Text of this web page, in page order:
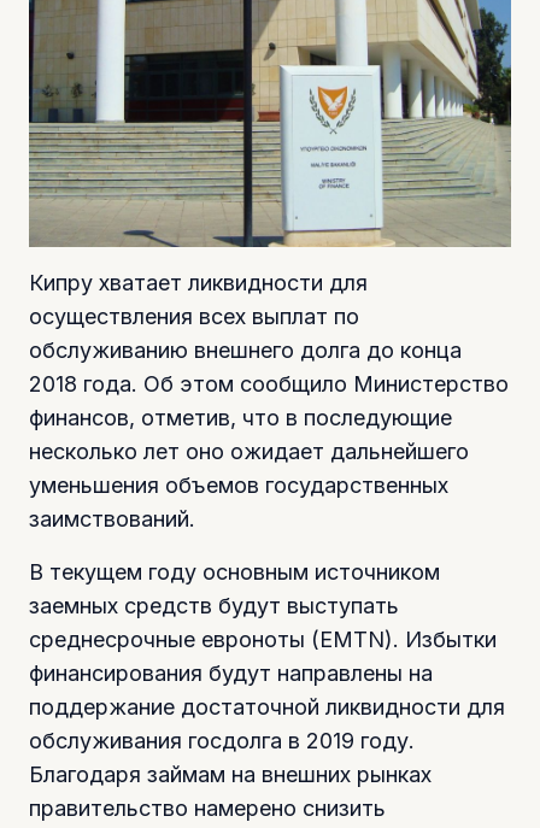
Кипру хватает ликвидности для
осуществления всех выплат по
обслуживанию внешнего долга до конца
2018 года. Об этом сообщило Министерство
финансов, отметив, что в последующие
несколько лет оно ожидает дальнейшего
уменьшения объемов государственных
заимствований.
В текущем году основным источником
заемных средств будут выступать
среднесрочные евроноты (EMTN). Избытки
финансирования будут направлены на
поддержание достаточной ликвидности для
обслуживания госдолга в 2019 году.
Благодаря займам на внешних рынках
правительство намерено снизить